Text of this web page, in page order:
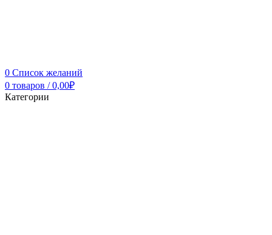
0 Список желаний
0 товаров / 0,00₽
Категории